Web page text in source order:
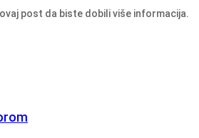
post da biste dobili više informacija.